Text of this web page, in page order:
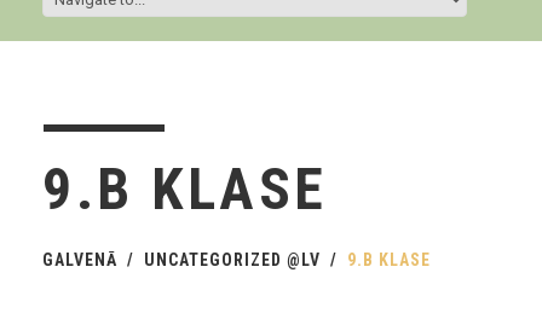
9.B KLASE
GALVENĀ UNCATEGORIZED @LV 9.B KLASE